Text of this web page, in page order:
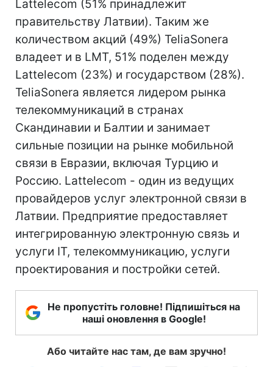
Lattelecom (51% принадлежит
правительству Латвии). Таким же
количеством акций (49%) TeliaSonera
владеет и в LMT, 51% поделен между
Lattelecom (23%) и государством (28%).
TeliaSonera является лидером рынка
телекоммуникаций в странах
Скандинавии и Балтии и занимает
сильные позиции на рынке мобильной
связи в Евразии, включая Турцию и
Россию. Lattelecom - один из ведущих
провайдеров услуг электронной связи в
Латвии. Предприятие предоставляет
интегрированную электронную связь и
услуги IT, телекоммуникацию, услуги
проектирования и постройки сетей.
Не пропустіть головне! Підпишіться на
наші оновлення в Google!
Або читайте нас там, де вам зручно!